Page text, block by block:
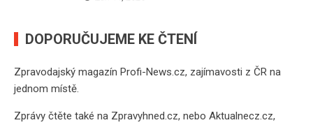
DOPORUČUJEME KE ČTENÍ
Zpravodajský magazín Profi-News.cz, zajímavosti z ČR na
jednom místě.
Zprávy čtěte také na Zpravyhned.cz, nebo Aktualnecz.cz,